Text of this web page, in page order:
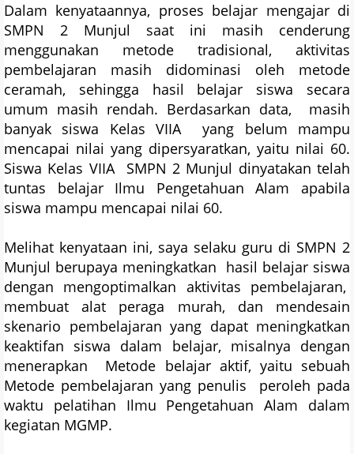
Dalam kenyataannya, proses belajar mengajar di
SMPN 2 Munjul saat ini masih cenderung
menggunakan metode tradisional, aktivitas
pembelajaran masih didominasi oleh metode
ceramah, sehingga hasil belajar siswa secara
umum masih rendah. Berdasarkan data, masih
banyak siswa Kelas VIIA yang belum mampu
mencapai nilai yang dipersyaratkan, yaitu nilai 60.
Siswa Kelas VIIA SMPN 2 Munjul dinyatakan telah
tuntas belajar Ilmu Pengetahuan Alam apabila
siswa mampu mencapai nilai 60.
Melihat kenyataan ini, saya selaku guru di SMPN 2
Munjul berupaya meningkatkan hasil belajar siswa
dengan mengoptimalkan aktivitas pembelajaran,
membuat alat peraga murah, dan mendesain
skenario pembelajaran yang dapat meningkatkan
keaktifan siswa dalam belajar, misalnya dengan
menerapkan Metode belajar aktif, yaitu sebuah
Metode pembelajaran yang penulis peroleh pada
waktu pelatihan Ilmu Pengetahuan Alam dalam
kegiatan MGMP.